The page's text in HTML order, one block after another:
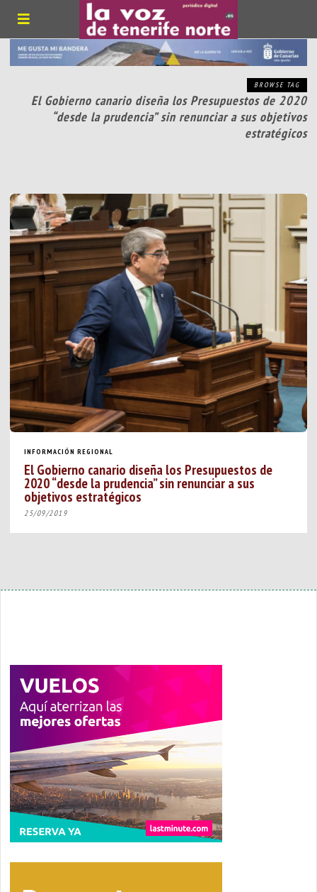
BROWSE TAG
El Gobierno canario diseña los Presupuestos de 2020
“desde la prudencia” sin renunciar a sus objetivos
estratégicos
INFORMACIÓN REGIONAL
El Gobierno canario diseña los Presupuestos de
2020 “desde la prudencia” sin renunciar a sus
objetivos estratégicos
25/09/2019